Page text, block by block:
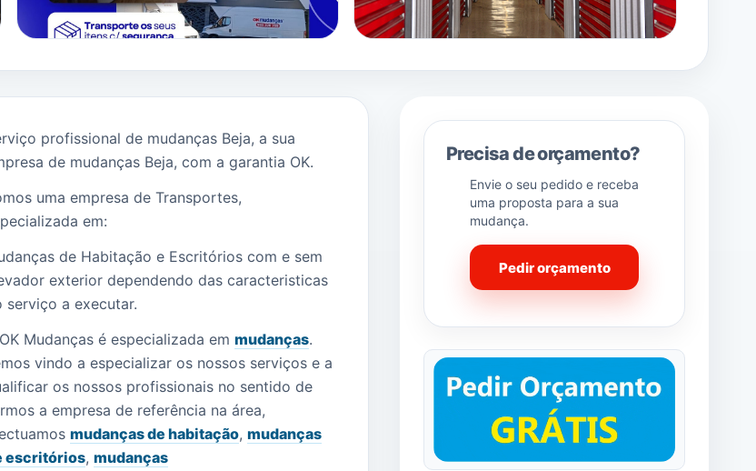
profissional de mudanças Beja, a sua
de mudanças Beja, com a garantia OK.
uma empresa de Transportes,
em:
de Habitação e Escritórios com e sem
exterior dependendo das caracteristicas
serviço a executar.
Mudanças é especializada emmudanças.
vindo a especializar os nossos serviços e a
os nossos profissionais no sentido de
a empresa de referência na área,
mudanças de habitação,mudanças
escritórios,mudanças
Precisa de orçamento?
Envie o seu pedido e receba
uma proposta para a sua
mudança.
Pedir orçamento